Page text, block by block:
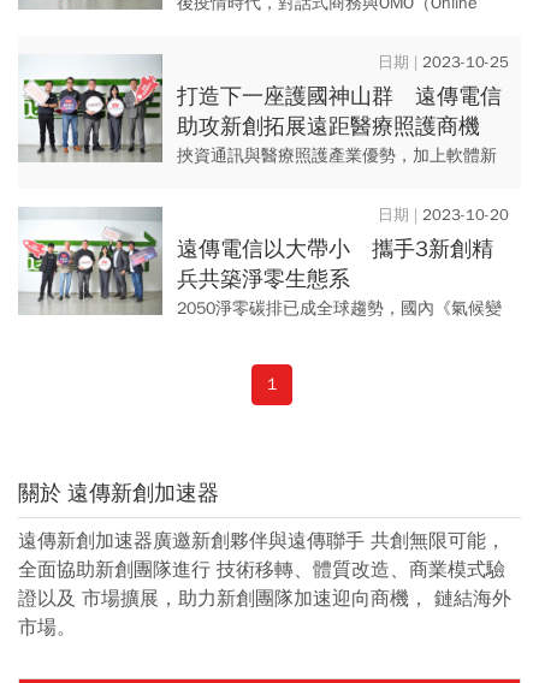
實互補智能客服，提供360度零死角與零漏...
2023-10-25
打造下一座護國神山群 遠傳電信
助攻新創拓展遠距醫療照護商機
挾資通訊與醫療照護產業優勢，加上軟體新
來產業發展的重中之重，其潛力被譽為下一
座護國神山群。根據市場調研...
2023-10-20
遠傳電信以大帶小 攜手3新創精
兵共築淨零生態系
2050淨零碳排已成全球趨勢，國內《氣候變
治理3.0永續發展藍圖」，實收資本額逾20億
元之上市櫃公司...
1
關於 遠傳新創加速器
遠傳新創加速器廣邀新創夥伴與遠傳聯手 共創無限可能，
全面協助新創團隊進行 技術移轉、體質改造、商業模式驗
證以及 市場擴展，助力新創團隊加速迎向商機， 鏈結海外
市場。